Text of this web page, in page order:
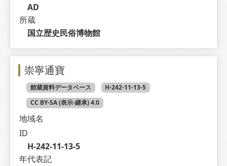
AD
所蔵
国立歴史民俗博物館
崇寧通寶
館蔵資料データベース
H-242-11-13-5
CC BY-SA (表示-継承) 4.0
地域名
ID
H-242-11-13-5
年代表記